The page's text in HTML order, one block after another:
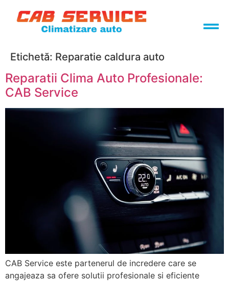
Etichetă: Reparatie caldura auto
Reparatii Clima Auto Profesionale:
CAB Service
CAB Service este partenerul de incredere care se
angajeaza sa ofere solutii profesionale si eficiente